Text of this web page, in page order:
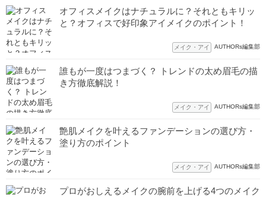
オフィスメイクはナチュラルに？それともキリッ
と？オフィスで好印象アイメイクのポイント！
メイク・アイ AUTHORs編集部
誰もが一度はつまづく？ トレンドの太め眉毛の描
き方徹底解説！
メイク・アイ AUTHORs編集部
艶肌メイクを叶えるファンデーションの選び方・
塗り方のポイント
メイク・アイ AUTHORs編集部
プロがおしえるメイクの腕前を上げる4つのメイク